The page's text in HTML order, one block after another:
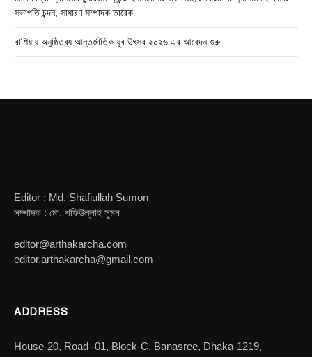
সভাপতি চন্দন, সাধারণ সম্পাদক তারেক
রাশিয়ায় অনুষ্ঠিতব্য আন্তর্জাতিক যুব উৎসব ২০২৬ এর আবেদন শুরু
Editor : Md. Shafiullah Sumon
সম্পাদক : মো. শফিউল্লাহ সুমন
editor@arthakarcha.com
editor.arthakarcha@gmail.com
ADDRESS
House-20, Road -01, Block-C, Banasree, Dhaka-1219,